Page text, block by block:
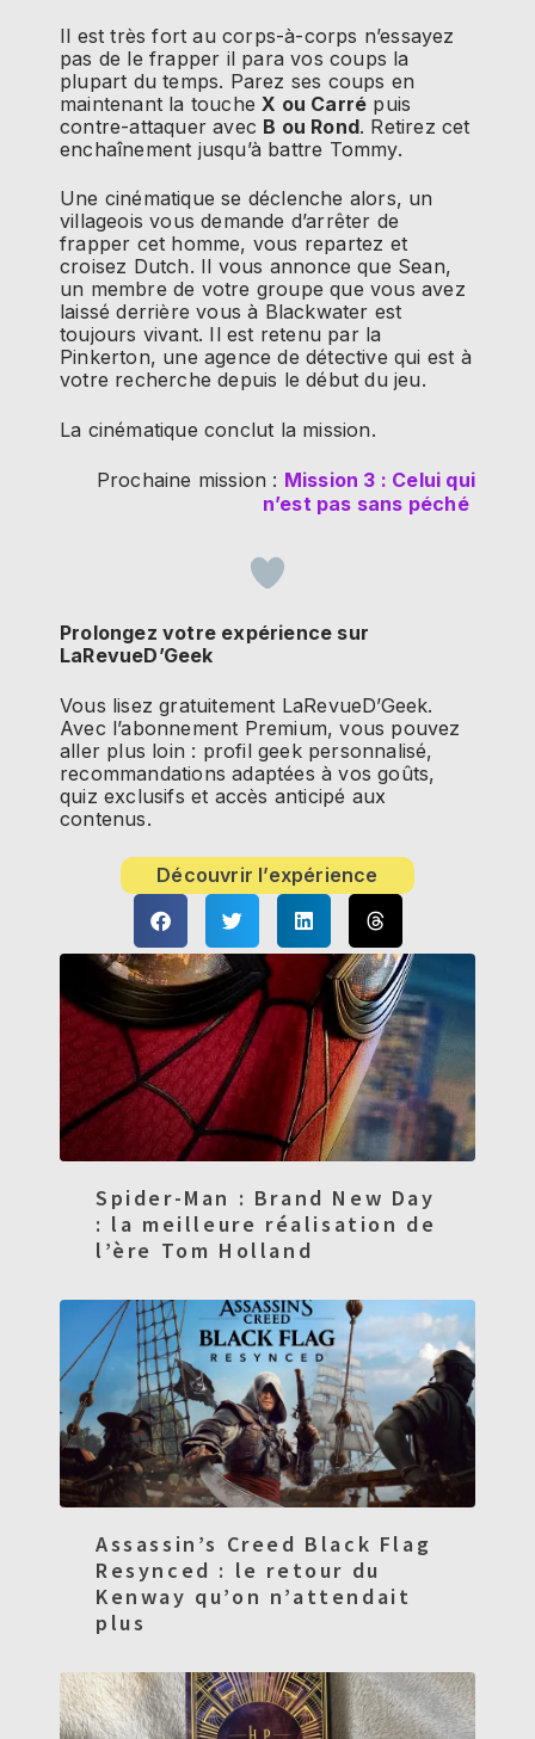
Il est très fort au corps-à-corps n’essayez
pas de le frapper il para vos coups la
plupart du temps. Parez ses coups en
maintenant la toucheX ou Carré puis
contre-attaquer avec B ou Rond. Retirez cet
enchaînement jusqu’à battre Tommy.
Une cinématique se déclenche alors, un
villageois vous demande d’arrêter de
frapper cet homme, vous repartez et
croisez Dutch. Il vous annonce que Sean,
un membre de votre groupe que vous avez
laissé derrière vous à Blackwater est
toujours vivant. Il est retenu par la
Pinkerton, une agence de détective qui est à
votre recherche depuis le début du jeu.
La cinématique conclut la mission.
Prochaine mission : Mission 3 : Celui qui
n’est pas sans péché
Prolongez votre expérience sur
LaRevueD’Geek
Vous lisez gratuitement LaRevueD’Geek.
Avec l’abonnement Premium, vous pouvez
aller plus loin : profil geek personnalisé,
recommandations adaptées à vos goûts,
quiz exclusifs et accès anticipé aux
contenus.
Découvrir l’expérience
Spider-Man : Brand New Day
: la meilleure réalisation de
l’ère Tom Holland
Assassin’s Creed Black Flag
Resynced : le retour du
Kenway qu’on n’attendait
plus